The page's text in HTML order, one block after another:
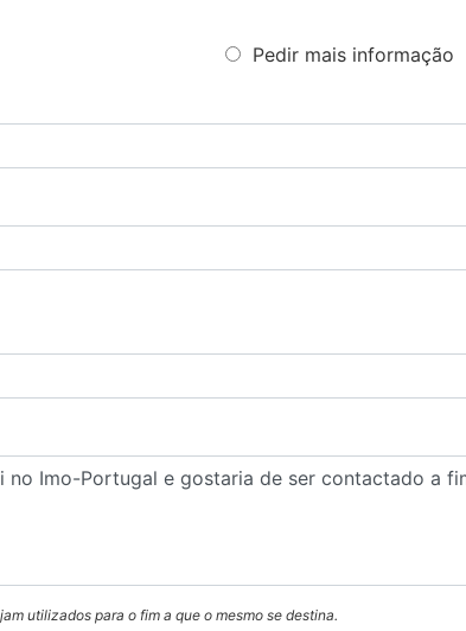
Pedir mais informação
utilizados para o fim a que o mesmo se destina.